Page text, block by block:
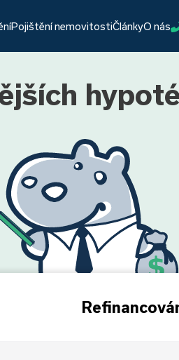
Pojištění nemovitostiČlánkyO nás